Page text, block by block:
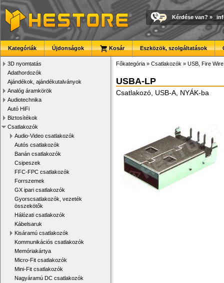
Kérdése van? »
Kategóriák Újdonságok Kosár Eszközök, szolgáltatások
3D nyomtatás
Adathordozók
Ajándékok, ajándékutalványok
Analóg áramkörök
Audiotechnika
Autó HiFi
Biztosítékok
Csatlakozók
Audio-Video csatlakozók
Autós csatlakozók
Banán csatlakozók
Csipeszek
FFC-FPC csatlakozók
Forrszemek
GX ipari csatlakozók
Gyorscsatlakozók, vezeték
összekötők
Hálózati csatlakozók
Kábelsaruk
Kisáramú csatlakozók
Kommunikációs csatlakozók
Memóriakártya
Micro-Fit csatlakozók
Mini-Fit csatlakozók
Nagyáramú DC csatlakozók
Főkategória » Csatlakozók » USB, Fire
USBA-LP
Csatlakozó, USB-A, NYÁK-ba